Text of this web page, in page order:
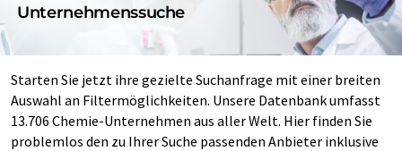
Unternehmenssuche
Starten Sie jetzt ihre gezielte Suchanfrage mit einer breiten
Auswahl an Filtermöglichkeiten. Unsere Datenbank umfasst
13.706 Chemie-Unternehmen aus aller Welt. Hier finden Sie
problemlos den zu Ihrer Suche passenden Anbieter inklusive